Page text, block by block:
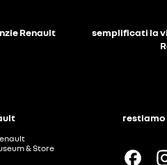
Renault
semplificati la
& Store